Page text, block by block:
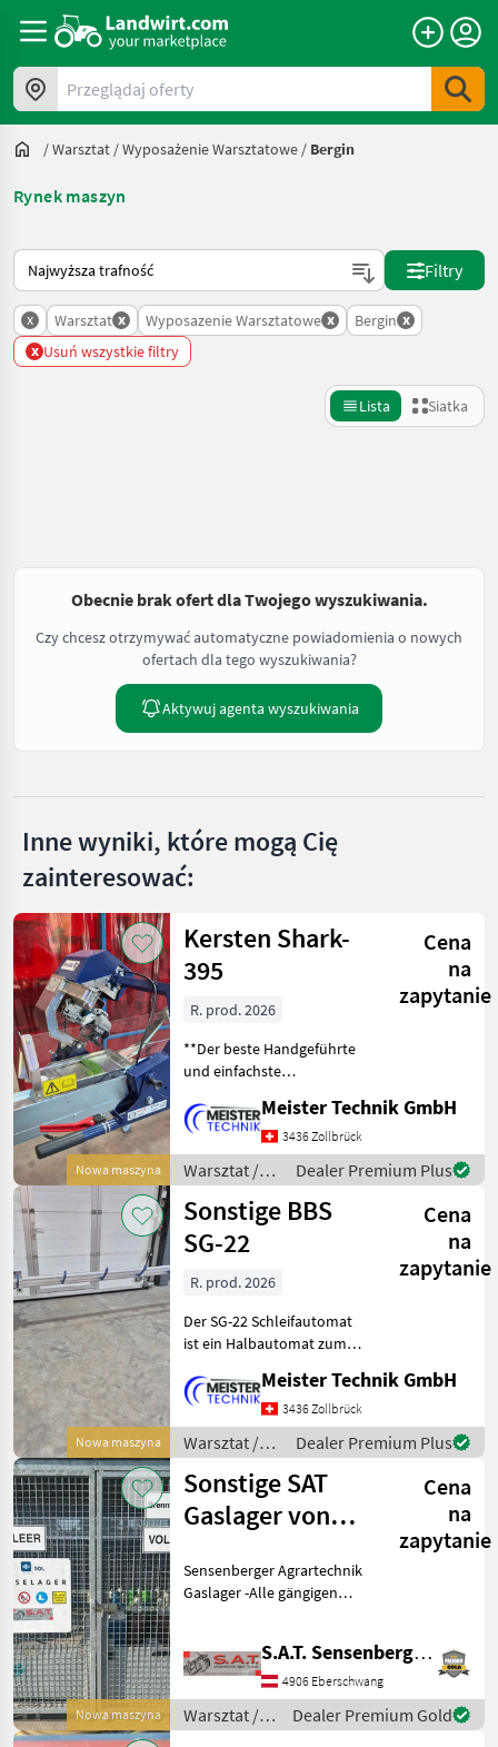
Przeglądaj oferty
/Warsztat /Wyposażenie Warsztatowe / Bergin
Rynek maszyn
Tak sortuje się na Landwirt.com
Filtry
x Warsztat x Wyposazenie Warsztatowe x Bergin x
x Usuń wszystkie filtry
Lista Siatka
Obecnie brak ofert dla Twojego wyszukiwania.
Czy chcesz otrzymywać automatyczne powiadomienia o nowych
ofertach dla tego wyszukiwania?
Aktywuj agenta wyszukiwania
Inne wyniki, które mogą Cię
zainteresować:
Nowa maszyna
Kersten Shark-
395
Cena
na
zapytanie
R. prod. 2026
**Der beste Handgeführte
und einfachste
momentan auf dem Markt
gibt!!** Folgende Varianten
sind erhältlich: **Shark-
175** Für Messerlänge
Meister Technik GmbH
3436 Zollbrück
Warsztat /
Kersten
Dealer Premium Plus
Nowa maszyna
Sonstige BBS
SG-22
Cena
na
zapytanie
R. prod. 2026
Der SG-22 Schleifautomat
ist ein Halbautomat zum
gängigen Doppel- sowie
Standartmähmesser. Die
optimalen
Einstellmöglichkeiten
führen zu be
Meister Technik GmbH
3436 Zollbrück
Warsztat /
Sonstige
Dealer Premium Plus
Nowa maszyna
Sonstige SAT
Gaslager von
Cena
na
zapytanie
Sensenberger Agrartechnik
Gaslager -Alle gängigen
Miet-, Tauschflaschen -
Unser Sortiment: -
Sauerstoff in 10 Li
S.A.T. Sensenberger Agrar-Technik
4906 Eberschwang
Warsztat /
Sonstige
Dealer Premium Gold